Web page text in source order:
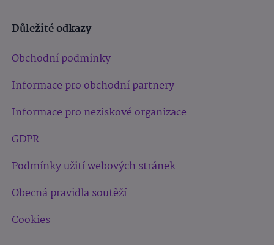
Důležité odkazy
Obchodní podmínky
Informace pro obchodní partnery
Informace pro neziskové organizace
GDPR
Podmínky užití webových stránek
Obecná pravidla soutěží
Cookies